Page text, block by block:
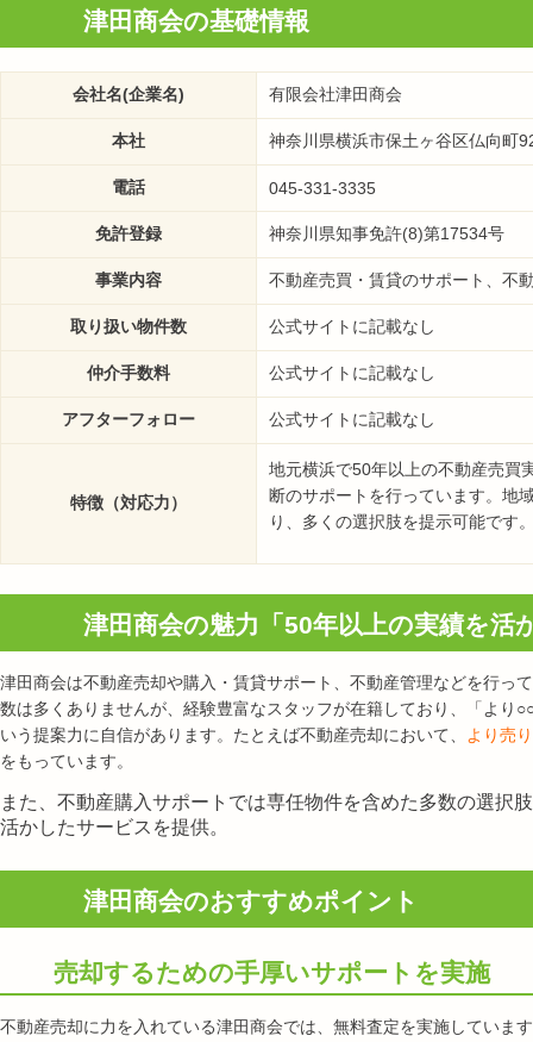
津田商会の基礎情報
会社名(企業名) 有限会社津田商会
本社 神奈川県横浜市保土ヶ谷区仏向町
電話 045-331-3335
免許登録 神奈川県知事免許(8)第17534号
事業内容 不動産売買・賃貸のサポート、不
取り扱い物件数 公式サイトに記載なし
仲介手数料 公式サイトに記載なし
アフターフォロー 公式サイトに記載なし
特徴（対応力）
地元横浜で50年以上の不動産売買
断のサポートを行っています。地
り、多くの選択肢を提示可能です
津田商会の魅力「50年以上の実績を活
津田商会は不動産売却や購入・賃貸サポート、不動産管理などを行っ
数は多くありませんが、経験豊富なスタッフが在籍しており、「より
いう提案力に自信があります。たとえば不動産売却において、
より売
をもっています。
また、不動産購入サポートでは専任物件を含めた多数の選択
活かしたサービスを提供。
津田商会のおすすめポイント
売却するための手厚いサポートを実施
不動産売却に力を入れている津田商会では、無料査定を実施していま